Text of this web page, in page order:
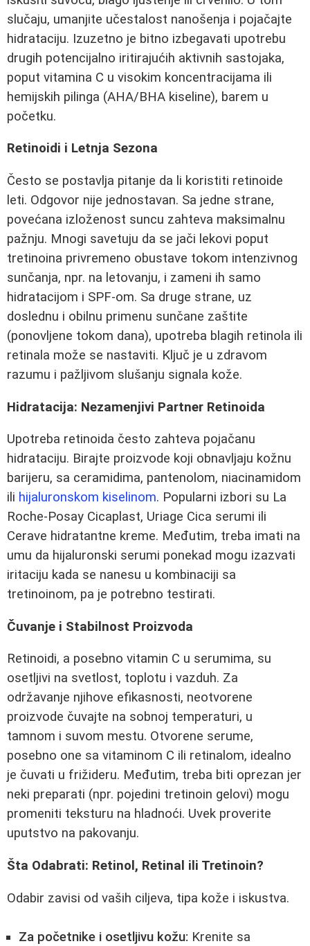
slučaju, umanjite učestalost nanošenja i pojačajte
hidrataciju. Izuzetno je bitno izbegavati upotrebu
drugih potencijalno iritirajućih aktivnih sastojaka,
poput vitamina C u visokim koncentracijama ili
hemijskih pilinga (AHA/BHA kiseline), barem u
početku.
Retinoidi i Letnja Sezona
Često se postavlja pitanje da li koristiti retinoide
leti. Odgovor nije jednostavan. Sa jedne strane,
povećana izloženost suncu zahteva maksimalnu
pažnju. Mnogi savetuju da se jači lekovi poput
tretinoina privremeno obustave tokom intenzivnog
sunčanja, npr. na letovanju, i zameni ih samo
hidratacijom i SPF-om. Sa druge strane, uz
doslednu i obilnu primenu sunčane zaštite
(ponovljene tokom dana), upotreba blagih retinola ili
retinala može se nastaviti. Ključ je u zdravom
razumu i pažljivom slušanju signala kože.
Hidratacija: Nezamenjivi Partner Retinoida
Upotreba retinoida često zahteva pojačanu
hidrataciju. Birajte proizvode koji obnavljaju kožnu
barijeru, sa ceramidima, pantenolom, niacinamidom
ili hijaluronskom kiselinom. Popularni izbori su La
Roche-Posay Cicaplast, Uriage Cica serumi ili
Cerave hidratantne kreme. Međutim, treba imati na
umu da hijaluronski serumi ponekad mogu izazvati
iritaciju kada se nanesu u kombinaciji sa
tretinoinom, pa je potrebno testirati.
Čuvanje i Stabilnost Proizvoda
Retinoidi, a posebno vitamin C u serumima, su
osetljivi na svetlost, toplotu i vazduh. Za
održavanje njihove efikasnosti, neotvorene
proizvode čuvajte na sobnoj temperaturi, u
tamnom i suvom mestu. Otvorene serume,
posebno one sa vitaminom C ili retinalom, idealno
je čuvati u frižideru. Međutim, treba biti oprezan jer
neki preparati (npr. pojedini tretinoin gelovi) mogu
promeniti teksturu na hladnoći. Uvek proverite
uputstvo na pakovanju.
Šta Odabrati: Retinol, Retinal ili Tretinoin?
Odabir zavisi od vaših ciljeva, tipa kože i iskustva.
Za početnike i osetljivu kožu: Krenite sa